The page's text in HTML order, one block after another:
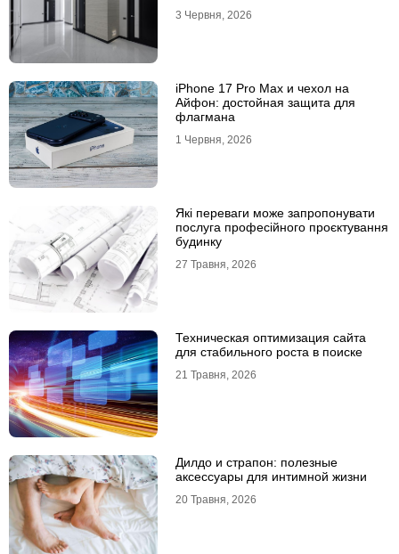
3 Червня, 2026
iPhone 17 Pro Max и чехол на
Айфон: достойная защита для
флагмана
1 Червня, 2026
Які переваги може запропонувати
послуга професійного проєктування
будинку
27 Травня, 2026
Техническая оптимизация сайта
для стабильного роста в поиске
21 Травня, 2026
Дилдо и страпон: полезные
аксессуары для интимной жизни
20 Травня, 2026